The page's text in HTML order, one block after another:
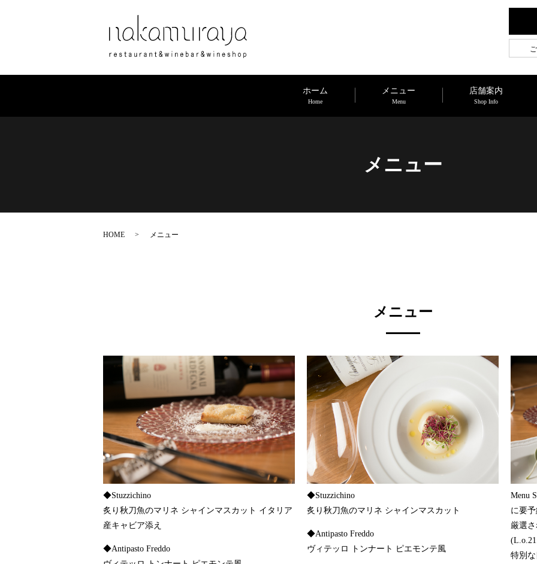
ホーム
Home
メニュー
Menu
店舗案内
Shop Info
メニュー
HOME メニュー
メニュー
◆Stuzzichino
炙り秋刀魚のマリネ シャインマスカット イタリア
産キャビア添え
◆Antipasto Freddo
◆Stuzzichino
炙り秋刀魚のマリネ シャインマスカット
◆Antipasto Freddo
ヴィテッロ トンナート ピエモンテ風
Menu
に要予
厳選
特別